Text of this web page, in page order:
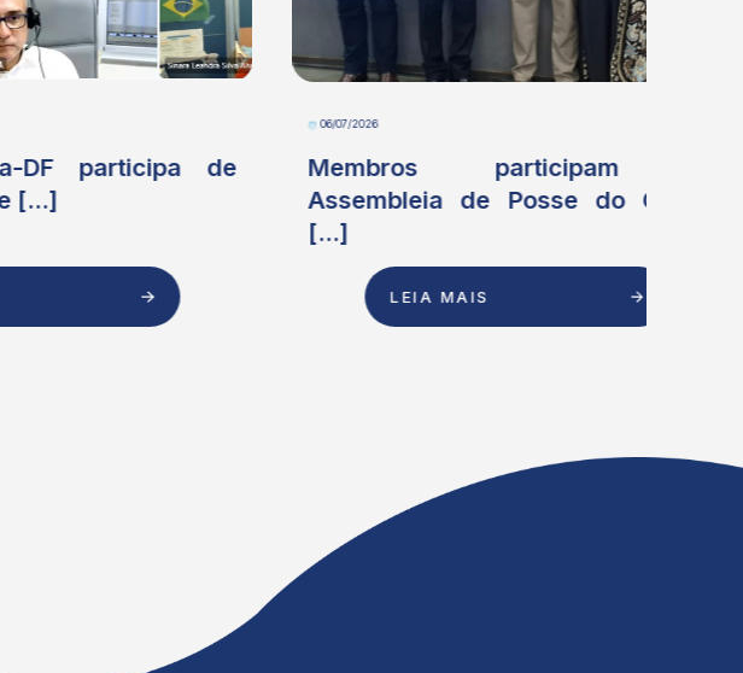
de
Membros participam de
Assembleia de Posse do Comitê
LEIA MAIS